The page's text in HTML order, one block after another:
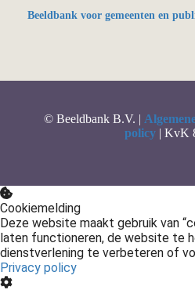
Beeldbank voor gemeenten en
© Beeldbank B.V. |
policy| KvK
Cookiemelding
Deze website maakt gebruik van
laten functioneren, de website te
dienstverlening te verbeteren of
Privacy policy